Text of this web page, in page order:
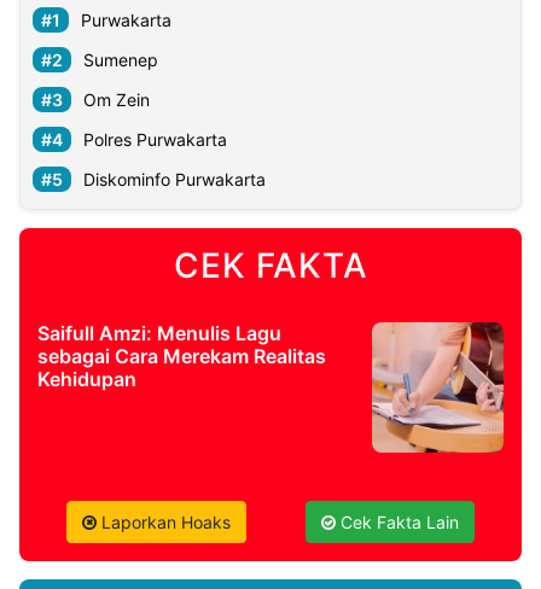
Purwakarta
Sumenep
Om Zein
Polres Purwakarta
Diskominfo Purwakarta
CEK FAKTA
Saifull Amzi: Menulis Lagu
sebagai Cara Merekam Realitas
Kehidupan
Laporkan Hoaks Cek Fakta Lain